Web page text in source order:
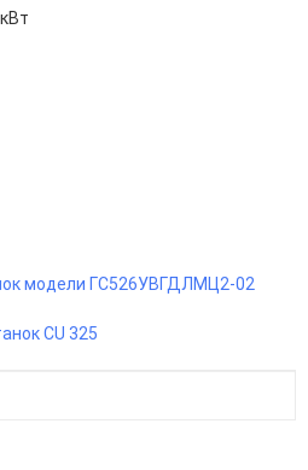
модели ГС526УВГДЛМЦ2-02